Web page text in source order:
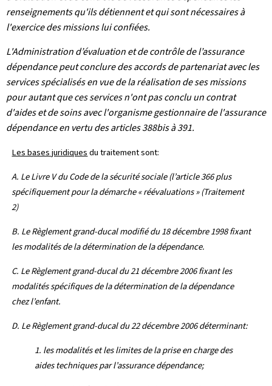
renseignements qu'ils détiennent et qui sont nécessaires à
l'exercice des missions lui confiées.
L'Administration d’évaluation et de contrôle de l’assurance
dépendance peut conclure des accords de partenariat avec les
services spécialisés en vue de la réalisation de ses missions
pour autant que ces services n'ont pas conclu un contrat
d'aides et de soins avec l'organisme gestionnaire de l'assurance
dépendance en vertu des articles 388bis à 391.
Les bases juridiques du traitement sont:
A. Le Livre V du Code de la sécurité sociale (l’article 366 plus
spécifiquement pour la démarche « réévaluations » (Traitement
2)
B. Le Règlement grand-ducal modifié du 18 décembre 1998 fixant
les modalités de la détermination de la dépendance.
C. Le Règlement grand-ducal du 21 décembre 2006 fixant les
modalités spécifiques de la détermination de la dépendance
chez l’enfant.
D. Le Règlement grand-ducal du 22 décembre 2006 déterminant:
1. les modalités et les limites de la prise en charge des
aides techniques par l’assurance dépendance;